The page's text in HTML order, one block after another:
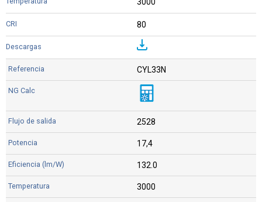
80
CYL33N
2528
17,4
132.0
3000